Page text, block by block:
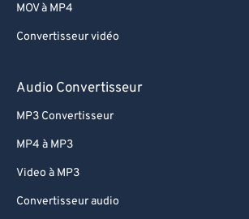
MOV à MP4
Convertisseur vidéo
Audio Convertisseur
MP3 Convertisseur
MP4 à MP3
Video à MP3
Convertisseur audio